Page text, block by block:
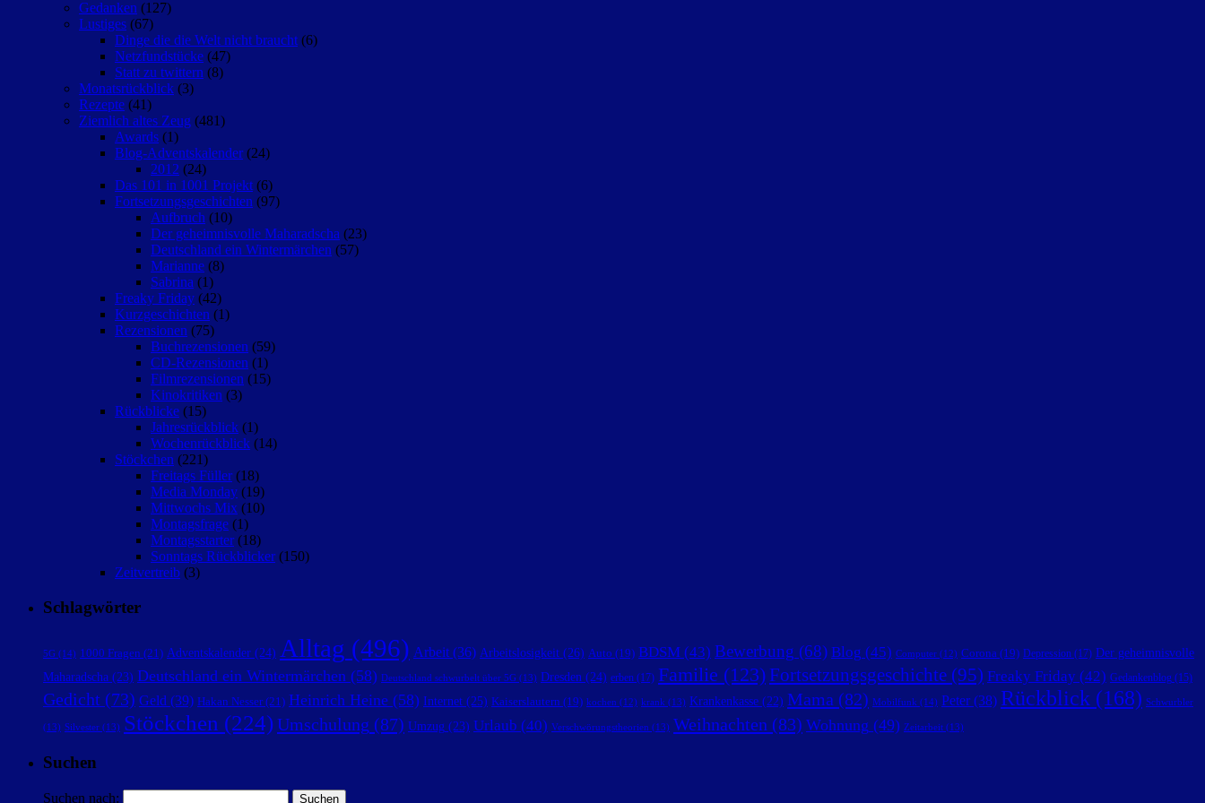
Gedanken (127)
Lustiges (67)
Dinge die die Welt nicht braucht (6)
Netzfundstücke (47)
Statt zu twittern (8)
Monatsrückblick (3)
Rezepte (41)
Ziemlich altes Zeug (481)
Awards (1)
Blog-Adventskalender (24)
2012 (24)
Das 101 in 1001 Projekt (6)
Fortsetzungsgeschichten (97)
Aufbruch (10)
Der geheimnisvolle Maharadscha (23)
Deutschland ein Wintermärchen (57)
Marianne (8)
Sabrina (1)
Freaky Friday (42)
Kurzgeschichten (1)
Rezensionen (75)
Buchrezensionen (59)
CD-Rezensionen (1)
Filmrezensionen (15)
Kinokritiken (3)
Rückblicke (15)
Jahresrückblick (1)
Wochenrückblick (14)
Stöckchen (221)
Freitags Füller (18)
Media Monday (19)
Mittwochs Mix (10)
Montagsfrage (1)
Montagsstarter (18)
Sonntags Rückblicker (150)
Zeitvertreib (3)
Schlagwörter
5G (14) 1000 Fragen (21) Adventskalender (24) Alltag (496) Arbeit (36) Arbeitslosigkeit (26) Auto (19) BDSM (43) Bewerbung (68) Blog (45) Computer (12) Corona (19) Depression (17) Der geheimnisvolle
Maharadscha (23) Deutschland ein Wintermärchen (58) Deutschland schwurbelt über 5G (13) Dresden (24) erben (17) Familie (123)Fortsetzungsgeschichte (95) Freaky Friday (42) Gedankenblog (15)
Gedicht (73) Geld (39) Hakan Nesser(21) Heinrich Heine (58) Internet (25) Kaiserslautern (19) kochen (12) krank (13) Krankenkasse (22) Mama (82) Mobilfunk (14) Peter (38) Rückblick (168) Schwurbler
(13) Silvester (13) Stöckchen (224)Umschulung (87) Umzug (23) Urlaub (40) Verschwörungstheorien (13) Weihnachten (83) Wohnung (49) Zeitarbeit (13)
Suchen
Suchen nach: